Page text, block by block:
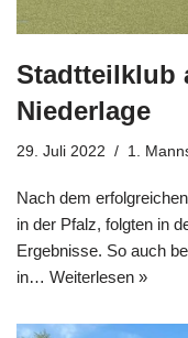
Stadtteilklub
Niederlage
29. Juli 2022 1.
Nach dem
in der Pfalz, folgten in
Ergebnisse. So auch
in… Weiterlesen »